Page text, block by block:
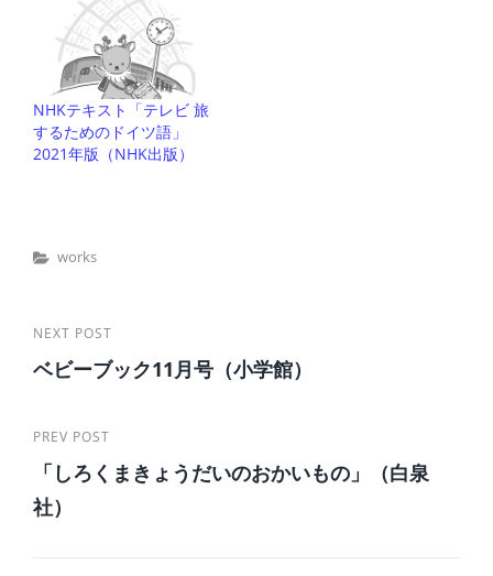
NHKテキスト「テレビ 旅
するためのドイツ語」
2021年版（NHK出版）
Categories
Works
投
稿
ビ
ゲ
Previous
Post
PREV POST
「しろくまきょうだいのおかいもの」（白泉
社）
Next
Post
NEXT POST
ベビーブック11月号（小学館）